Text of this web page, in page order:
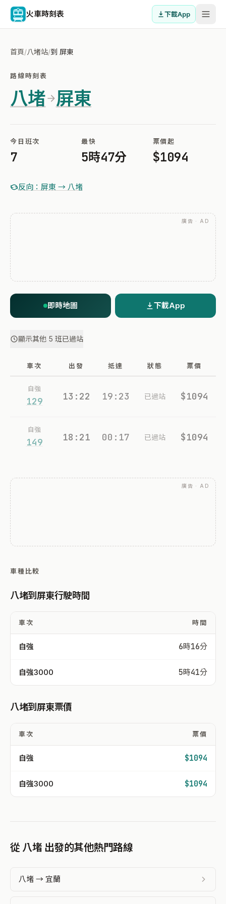
火車時刻表 下載App
首頁/八堵站/到 屏東
路線時刻表
八堵 屏東
今日班次
7
最快
5時47分
票價起
$1094
反向：屏東 → 八堵
廣告 · AD
即時地圖 下載App
顯示其他 5 班已過站
車次 出發 抵達 狀態 票價
自強
129 13:22 19:23 已過站 $1094
自強
149 18:21 00:17 已過站 $1094
廣告 · AD
車種比較
八堵到屏東行駛時間
車次 時間
自強 6時16分
自強3000 5時41分
八堵到屏東票價
車次 票價
自強 $1094
自強3000 $1094
從 八堵 出發的其他熱門路線
八堵 → 宜蘭